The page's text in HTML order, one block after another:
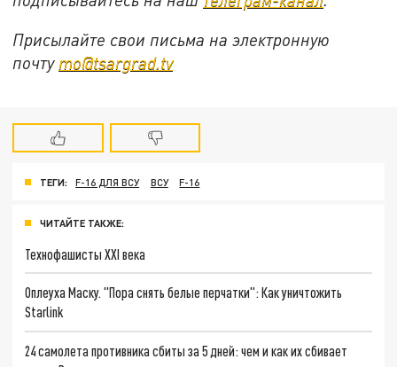
Присылайте свои письма на электронную
почту mo@tsargrad.tv
ТЕГИ: F-16 ДЛЯ ВСУ ВСУ F-16
ЧИТАЙТЕ ТАКЖЕ:
Технофашисты XXI века
Оплеуха Маску. "Пора снять белые перчатки": Как уничтожить
Starlink
24 самолета противника сбиты за 5 дней: чем и как их сбивает